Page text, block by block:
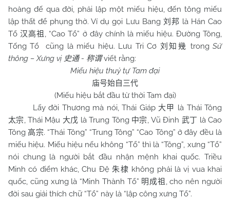
hoàng đế qua đời, phải lập một miếu hiệu, đến tông miếu
lập thất để phụng thờ. Ví dụ gọi Lưu Bang 刘邦 là Hán Cao
Tổ汉高祖 , “Cao Tổ” ở đây chính là miếu hiệu. Đường Tông,
Tống Tổ cũng là miếu hiệu. Lưu Tri Cơ 刘知幾 trongSử
thông – Xưng vị 史通- 称谓viết rằng:
Miếu hiệu thuỷ tự Tam đại
庙号始自三代
(Miếu hiệu bắt đầu từ thời Tam đại)
Lấy đời Thương mà nói, Thái Giáp 大甲 là Thái Tông
太宗, Thái Mậu 大戊 là Trung Tông 中宗, Vũ Đinh 武丁 là Cao
Tông高宗. “Thái Tông” “Trung Tông” “Cao Tông” ở đây đều là
miếu hiệu. Miếu hiệu nếu không “Tổ” thì là “Tông”, xưng “Tổ”
nói chung là người bắt đầu nhận mệnh khai quốc. Triều
Minh có điểm khác,Chu Đệ朱棣 không phải là vị vua khai
quốc, cũng xưng là “Minh Thành Tổ” 明成祖 , cho nên người
đời sau giải thích chữ “Tổ” này là “lập công xưng Tổ”.